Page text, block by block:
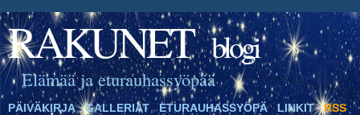
RAKUNET blogi
Elämää ja eturauhassyöpää
PÄIVÄKIRJA GALLERIAT ETURAUHASSYÖPÄ LINKIT
RSS